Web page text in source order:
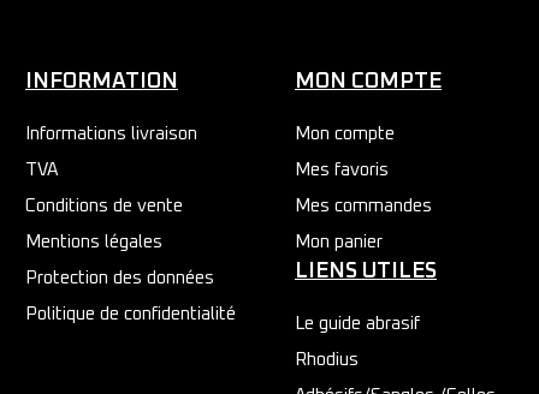
INFORMATION
Informations livraison
TVA
Conditions de vente
Mentions légales
Protection des données
Politique de confidentialité
MON COMPTE
Mon compte
Mes favoris
Mes commandes
Mon panier
LIENS UTILES
Le guide abrasif
Rhodius